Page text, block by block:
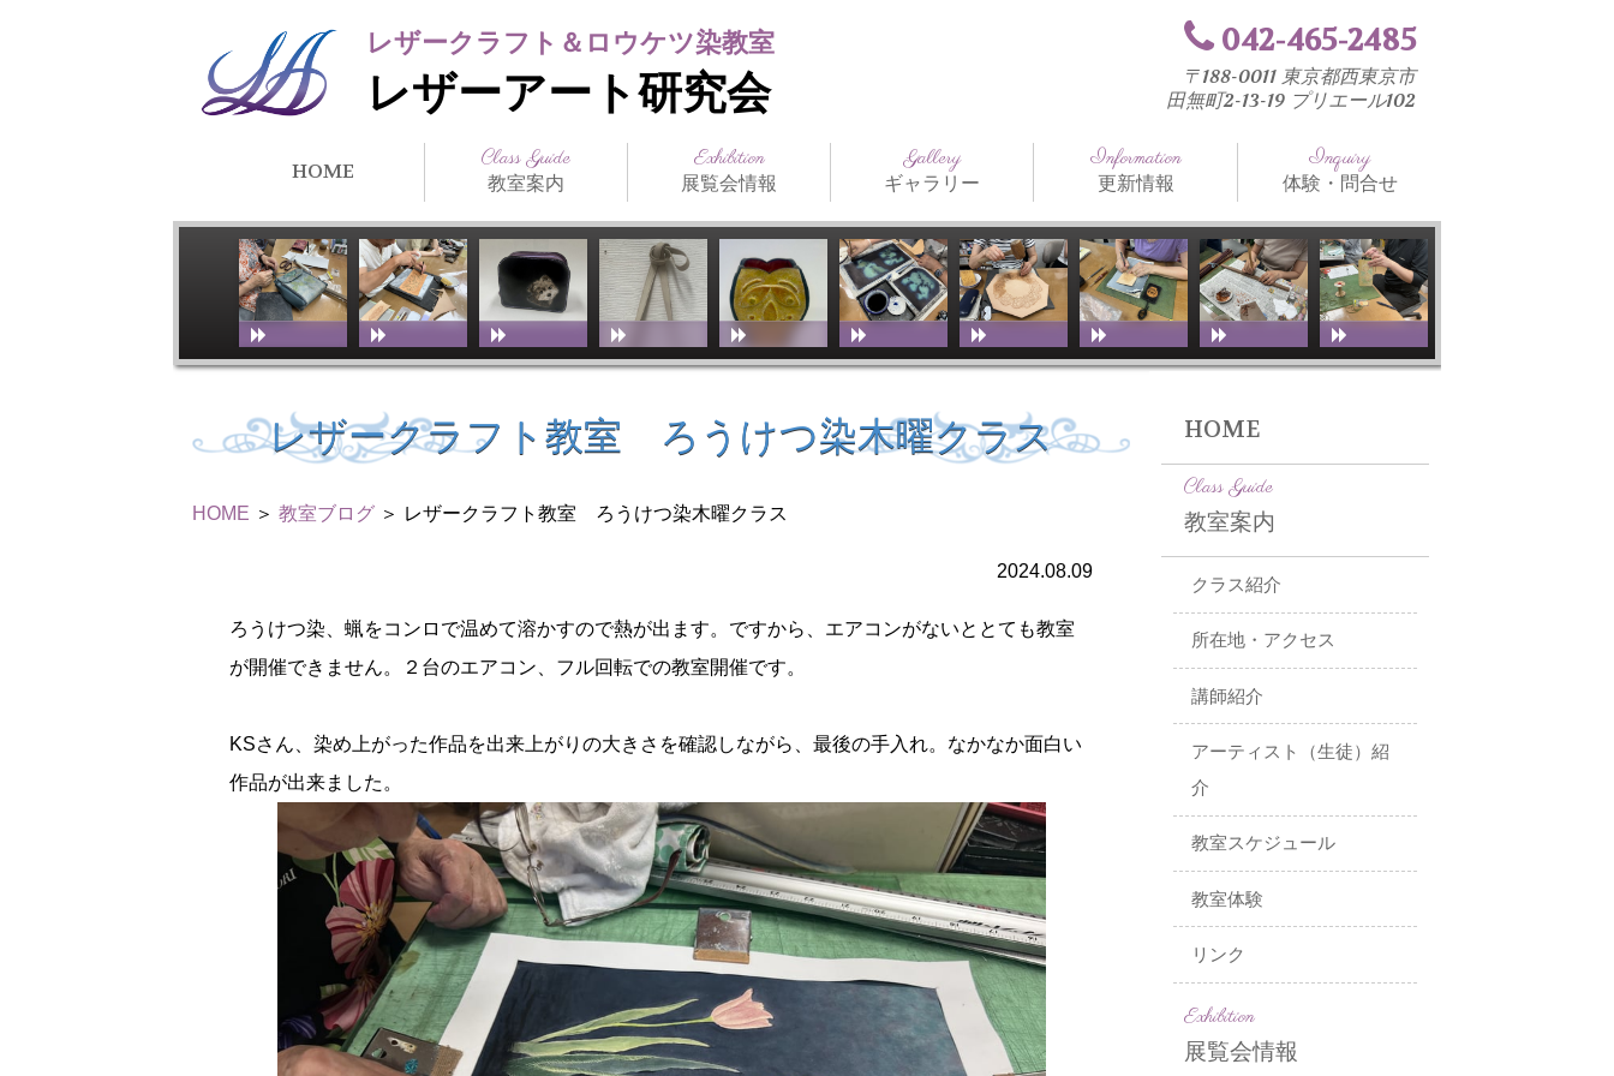
レザークラフト＆ロウケツ染教室
レザーアート研究会
042-465-2485
〒188-0011 東京都西東京市
田無町2-13-19 プリエール102
HOME Class Guide
教室案内
クラス紹介
所在地・アクセス
講師紹介
アーティスト（生
徒）紹介
教室スケジュール
教室体験
リンク
Exhibition
展覧会情報
まつだみちこ個展
教室展覧会
その他展覧会
日本の公募展
ILCE（International
Leather Craft
Exhibition）
日本革工芸展
海外の公募展
IFoLG
World Leather
Debut(Sheridan)
Gallery
ギャラリー
講師作品
生徒作品
作品別一覧
技法別一覧
販売品
メディア掲載
Information
更新情報
お知らせ
技法と工具
教室ブログ
Inquiry
体験・問合せ
レザークラフト教室 ろうけつ染木曜クラス
HOME ＞教室ブログ ＞ レザークラフト教室 ろうけつ染木曜クラス
2024.08.09
ろうけつ染、蝋をコンロで温めて溶かすので熱が出ます。ですから、エアコンがないととても教室
が開催できません。２台のエアコン、フル回転での教室開催です。
KSさん、染め上がった作品を出来上がりの大きさを確認しながら、最後の手入れ。なかなか面白い
作品が出来ました。
HOME
Class Guide
教室案内
クラス紹介
所在地・アクセス
講師紹介
アーティスト（生徒）紹
介
教室スケジュール
教室体験
リンク
Exhibition
展覧会情報